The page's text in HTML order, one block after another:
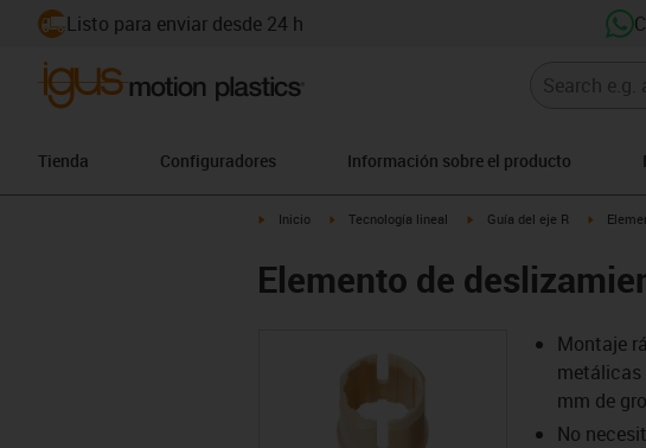
Listo para enviar desde 24 h
Tienda Configuradores Información sobre el producto
igus-icon-arrow-right
Inicio igus-icon-arrow-right
Tecnología lineal igus-icon-arrow-right
Guía del eje R igus-
Elemento de
Montaje
metálicas
mm de
No